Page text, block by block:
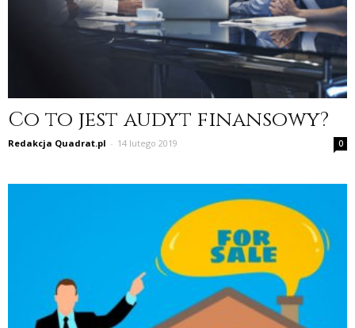
Co to jest audyt finansowy?
Redakcja Quadrat.pl - 14 lutego 2019 0